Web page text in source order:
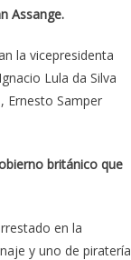
Assange.
la vicepresidenta
Lula da Silva
Ernesto Samper
británico que
en la
y uno de piratería